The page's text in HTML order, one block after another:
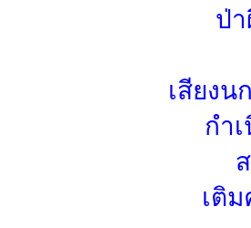
ป่
เสียงน
กำ
เติ